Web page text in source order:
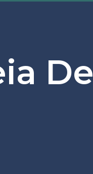
De